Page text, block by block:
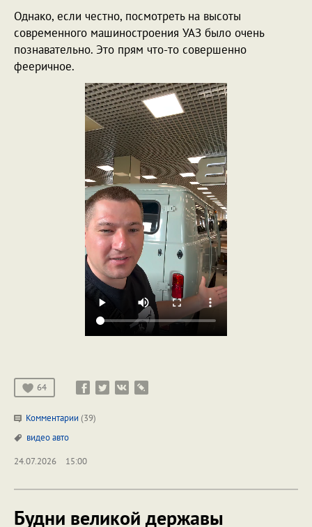
Однако, если честно, посмотреть на высоты
современного машиностроения УАЗ было очень
познавательно. Это прям что-то совершенно
фееричное.
64
Комментарии (39)
видеоавто
24.07.2026
15:00
Будни великой державы